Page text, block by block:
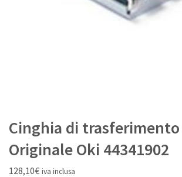
Cinghia di trasferimento
Originale Oki 44341902
128,10€ iva inclusa